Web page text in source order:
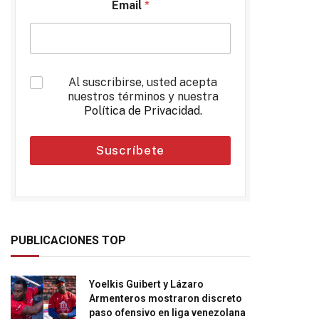
Email *
*
Al suscribirse, usted acepta
nuestros términos y nuestra
Política de Privacidad.
Suscríbete
PUBLICACIONES TOP
Yoelkis Guibert y Lázaro
Armenteros mostraron discreto
paso ofensivo en liga venezolana